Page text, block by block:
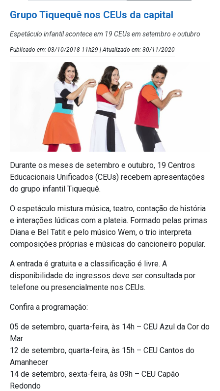
Grupo Tiquequê nos CEUs da capital
Espetáculo infantil acontece em 19 CEUs em setembro e outubro
Publicado em: 03/10/2018 11h29 | Atualizado em: 30/11/2020
Durante os meses de setembro e outubro, 19 Centros
Educacionais Unificados (CEUs) recebem apresentações
do grupo infantil Tiquequê.
O espetáculo mistura música, teatro, contação de história
e interações lúdicas com a plateia. Formado pelas primas
Diana e Bel Tatit e pelo músico Wem, o trio interpreta
composições próprias e músicas do cancioneiro popular.
A entrada é gratuita e a classificação é livre. A
disponibilidade de ingressos deve ser consultada por
telefone ou presencialmente nos CEUs.
Confira a programação:
05 de setembro, quarta-feira, às 14h – CEU Azul da Cor do
Mar
12 de setembro, quarta-feira, às 15h – CEU Cantos do
Amanhecer
14 de setembro, sexta-feira, às 09h – CEU Capão
Redondo